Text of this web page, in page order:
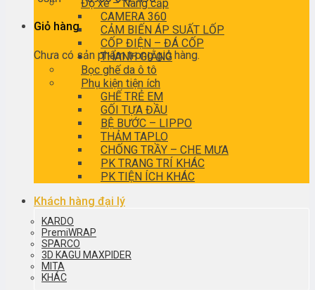
Giỏ hàng
Chưa có sản phẩm trong giỏ hàng.
Độ xe – Nâng cấp
CAMERA 360
CẢM BIẾN ÁP SUẤT LỐP
CỐP ĐIỆN – ĐÁ CỐP
THANH GIẰNG
Bọc ghế da ô tô
Phụ kiện tiện ích
GHẾ TRẺ EM
GỐI TỰA ĐẦU
BỆ BƯỚC – LIPPO
THẢM TAPLO
CHỐNG TRẦY – CHE MƯA
PK TRANG TRÍ KHÁC
PK TIỆN ÍCH KHÁC
Khách hàng đại lý
KARDO
PremiWRAP
SPARCO
3D KAGU MAXPIDER
MITA
KHÁC